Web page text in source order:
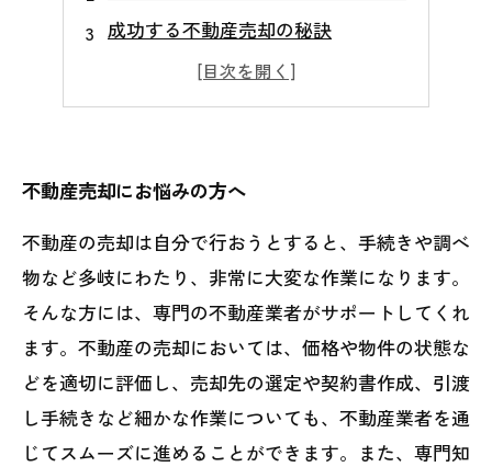
成功する不動産売却の秘訣
不動産売却の基本知識
地域に密着した不動産売却の専門家
不動産売却にお悩みの方へ
不動産の売却は自分で行おうとすると、手続きや調べ
物など多岐にわたり、非常に大変な作業になります。
そんな方には、専門の不動産業者がサポートしてくれ
ます。不動産の売却においては、価格や物件の状態な
どを適切に評価し、売却先の選定や契約書作成、引渡
し手続きなど細かな作業についても、不動産業者を通
じてスムーズに進めることができます。また、専門知